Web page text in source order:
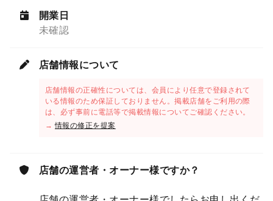
開業日
未確認
店舗情報について
店舗情報の正確性については、会員により任意で登録されて
いる情報のため保証しておりません。掲載店舗をご利用の際
は、必ず事前に電話等で掲載情報についてご確認ください。
→情報の修正を提案
店舗の運営者・オーナー様ですか？